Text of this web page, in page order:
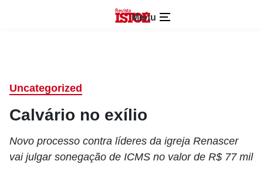
Menu
Uncategorized
Calvário no exílio
Novo processo contra líderes da igreja Renascer
vai julgar sonegação de ICMS no valor de R$ 77 mil